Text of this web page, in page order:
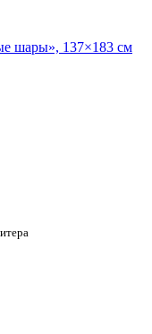
шары», 137×183 см